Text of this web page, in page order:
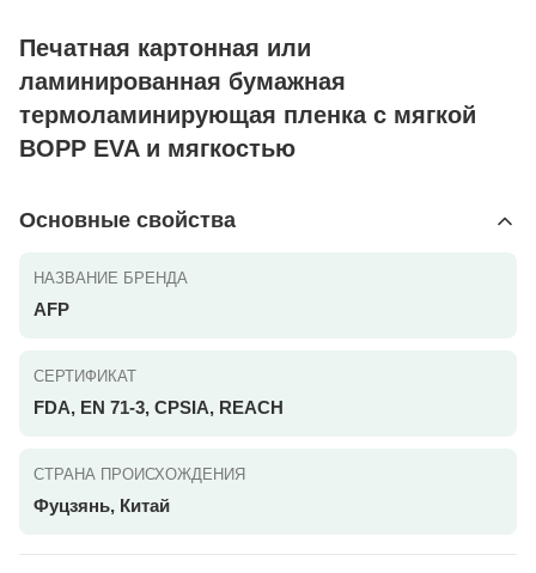
Печатная картонная или
ламинированная бумажная
термоламинирующая пленка с мягкой
BOPP EVA и мягкостью
Основные свойства
НАЗВАНИЕ БРЕНДА
AFP
СЕРТИФИКАТ
FDA, EN 71-3, CPSIA, REACH
СТРАНА ПРОИСХОЖДЕНИЯ
Фуцзянь, Китай